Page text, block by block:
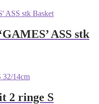
ASS stk
2 ringe S